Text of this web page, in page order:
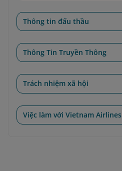
Thông tin đấu thầu
Thông Tin Truyền Thông
Trách nhiệm xã hội
Việc làm với Vietnam Airlines